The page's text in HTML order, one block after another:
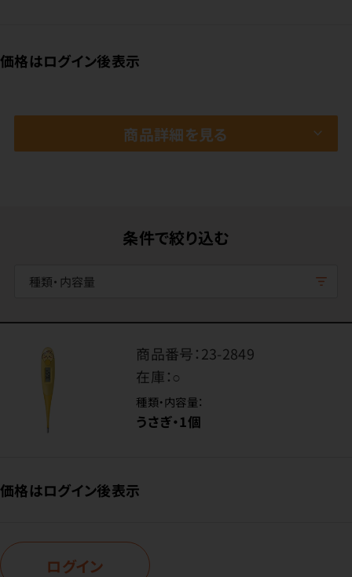
価格はログイン後表示
商品詳細を見る
条件で絞り込む
種類・内容量
商品番号：23-2849
在庫：○
種類・内容量：
うさぎ・1個
価格はログイン後表示
ログイン